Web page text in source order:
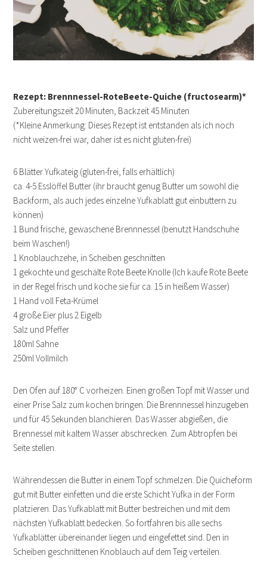
Rezept: Brennnessel-RoteBeete-Quiche (fructosearm)*
Zubereitungszeit 20 Minuten, Backzeit 45 Minuten
(*Kleine Anmerkung: Dieses Rezept ist entstanden als ich noch
nicht weizen-frei war, daher ist es nicht gluten-frei)
6 Blätter Yufkateig (gluten-frei, falls erhältlich)
ca. 4-5 Esslöffel Butter (ihr braucht genug Butter um sowohl die
Backform, als auch jedes einzelne Yufkablatt gut einbuttern zu
können)
1 Bund frische, gewaschene Brennnessel (benutzt Handschuhe
beim Waschen!)
1 Knoblauchzehe, in Scheiben geschnitten
1 gekochte und geschälte Rote Beete Knolle (Ich kaufe Rote Beete
in der Regel frisch und koche sie für ca. 15 in heißem Wasser)
1 Hand voll Feta-Krümel
4 große Eier plus 2 Eigelb
Salz und Pfeffer
180ml Sahne
250ml Vollmilch
Den Ofen auf 180° C vorheizen. Einen großen Topf mit Wasser und
einer Prise Salz zum kochen bringen. Die Brennnessel hinzugeben
und für 45 Sekunden blanchieren. Das Wasser abgießen, die
Brennessel mit kaltem Wasser abschrecken. Zum Abtropfen bei
Seite stellen.
Währendessen die Butter in einem Topf schmelzen. Die Quicheform
gut mit Butter einfetten und die erste Schicht Yufka in der Form
platzieren. Das Yufkablatt mit Butter bestreichen und mit dem
nächsten Yufkablatt bedecken. So fortfahren bis alle sechs
Yufkablätter übereinander liegen und eingefettet sind. Den in
Scheiben geschnittenen Knoblauch auf dem Teig verteilen.